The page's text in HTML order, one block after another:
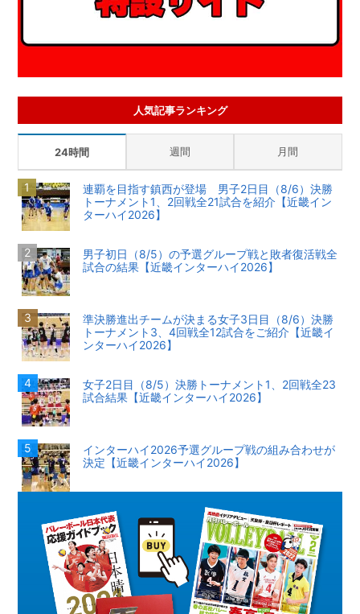
人気記事ランキング
24時間 週間 月間
連覇を目指す鎮西が登場 男子2日目（8/6）決勝
トーナメント1、2回戦全21試合を紹介【近畿イン
ターハイ2026】
男子初日（8/5）の予選グループ戦と敗者復活戦全
試合の結果【近畿インターハイ2026】
準決勝進出チームが決まる女子3日目（8/6）決勝
トーナメント3、4回戦全12試合をご紹介【近畿イ
ンターハイ2026】
女子2日目（8/5）決勝トーナメント1、2回戦全23
試合結果【近畿インターハイ2026】
インターハイ2026予選グループ戦の組み合わせが
決定【近畿インターハイ2026】